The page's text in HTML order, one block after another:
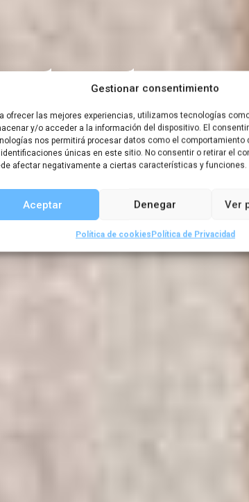
Gestionar consentimiento
ofrecer las mejores experiencias, utilizamos tecnologías
y/o acceder a la información del dispositivo. El
nos permitirá procesar datos como el comportamiento
únicas en este sitio. No consentir o retirar el
afectar negativamente a ciertas características y funciones.
Aceptar Denegar Ver
Política de cookiesPolítica de Privacidad
y la
viaje
Artículos de boletines,Boletín 1